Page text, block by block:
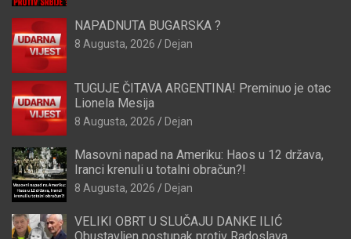
NAPADNUTA BUGARSKA ?
8 Augusta, 2026 Dejan
TUGUJE ČITAVA ARGENTINA! Preminuo je otac
Lionela Mesija
8 Augusta, 2026 Dejan
Masovni napad na Ameriku: Haos u 12 država,
Iranci krenuli u totalni obračun?!
8 Augusta, 2026 Dejan
VELIKI OBRT U SLUČAJU DANKE ILIĆ